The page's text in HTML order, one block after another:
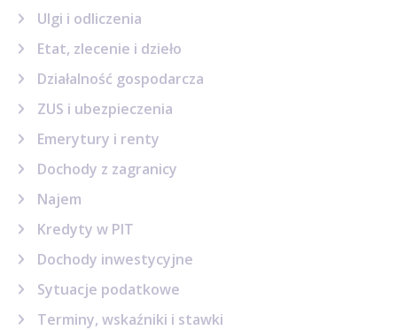
Ulgi i odliczenia
Etat, zlecenie i dzieło
Działalność gospodarcza
ZUS i ubezpieczenia
Emerytury i renty
Dochody z zagranicy
Najem
Kredyty w PIT
Dochody inwestycyjne
Sytuacje podatkowe
Terminy, wskaźniki i stawki